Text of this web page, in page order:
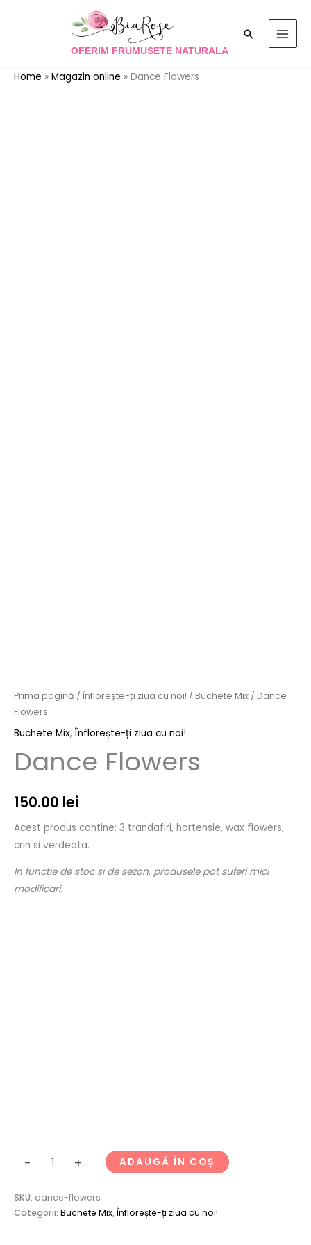
OFERIM FRUMUSETE NATURALA
Search
Home » Magazin online » Dance Flowers
Prima pagină / Înflorește-ți ziua cu noi! / Buchete Mix / Dance
Flowers
Buchete Mix, Înflorește-ți ziua cu noi!
Dance Flowers
150.00 lei
Acest produs contine: 3 trandafiri, hortensie, wax flowers,
crin si verdeata.
In functie de stoc si de sezon, produsele pot suferi mici
modificari.
- + ADAUGĂ ÎN COȘ
SKU: dance-flowers
Categorii: Buchete Mix,Înflorește-ți ziua cu noi!